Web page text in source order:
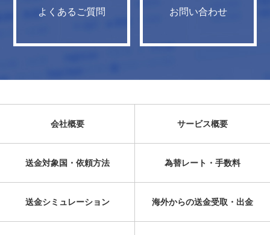
よくあるご質問 お問い合わせ
会社概要 サービス概要
送金対象国・依頼方法 為替レート・手数料
送金シミュレーション 海外からの送金受取・出金